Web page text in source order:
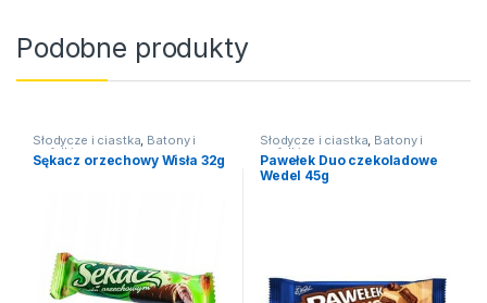
Podobne produkty
Słodycze i ciastka, Batony i
wafelki
Sękacz orzechowy Wisła 32g
Słodycze i ciastka, Batony i
wafelki
Pawełek Duo czekoladowe
Wedel 45g